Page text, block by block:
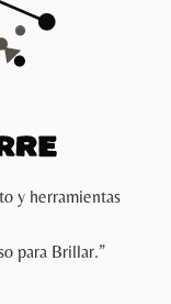
y herramientas
para Brillar.”